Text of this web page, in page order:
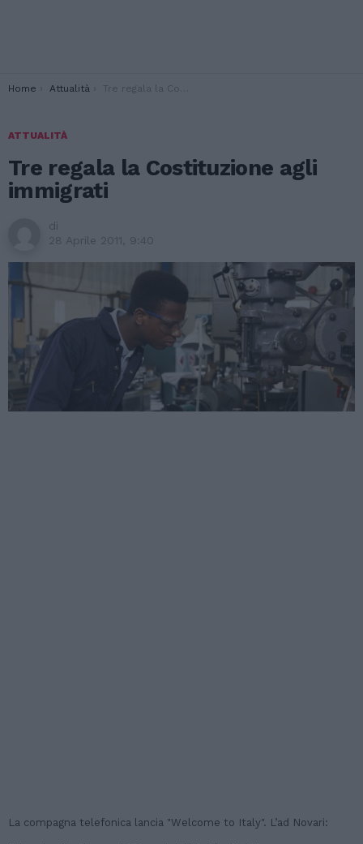
You are here:
Home Attualità Tre regala la Costituzione agli immigrati
ATTUALITÀ
Tre regala la Costituzione agli
immigrati
di
28 Aprile 2011, 9:40
La compagna telefonica lancia "Welcome to Italy". L’ad Novari: